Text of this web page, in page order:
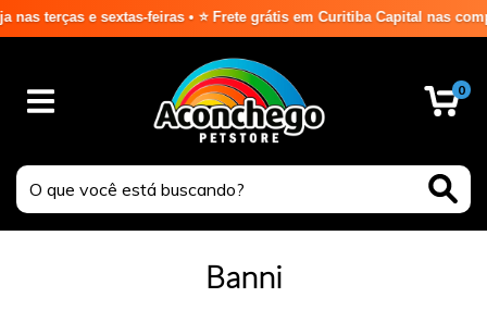
e sextas-feiras • ⭐ Frete grátis em Curitiba Capital nas compras
0
Banni